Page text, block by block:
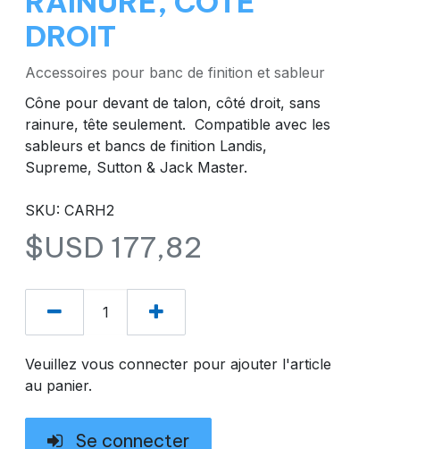
DROIT
Accessoires pour banc de finition et sableur
Cône pour devant de talon, côté droit, sans
rainure, tête seulement. Compatible avec les
sableurs et bancs de finition Landis,
Supreme, Sutton & Jack Master.
SKU: CARH2
$USD 177,82
Veuillez vous connecter pour ajouter l'article
au panier.
Se connecter